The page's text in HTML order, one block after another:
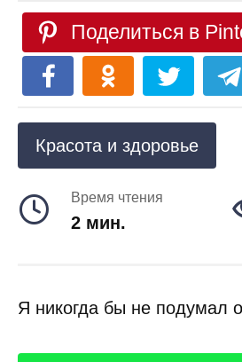
Поделиться в
Красота и здоровье
Время чтения
2 мин.
Я никогда бы не подумал